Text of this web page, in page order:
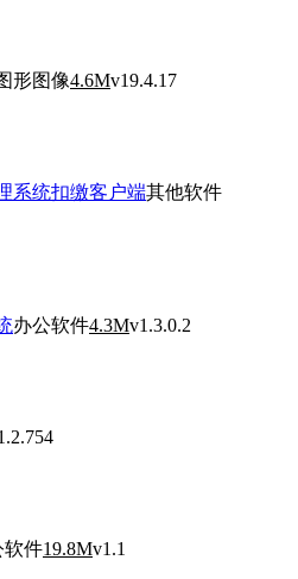
形图像4.6Mv19.4.17
系统扣缴客户端其他软件
办公软件4.3Mv1.3.0.2
软件19.8Mv1.1